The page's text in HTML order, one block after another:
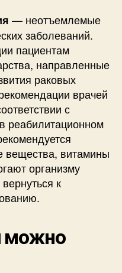
— неотъемлемые
заболеваний.
пациентам
направленные
раковых
врачей
с
реабилитационном
вещества, витамины
организму
к
можно